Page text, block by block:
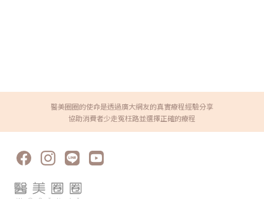
醫美圈圈的使命是透過廣大網友的真實療程經驗分享
協助消費者少走冤枉路並選擇正確的療程